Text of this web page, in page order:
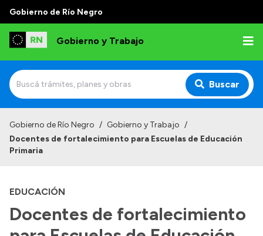
Gobierno de Río Negro
Gobierno y Trabajo
Buscar
Institucional
Autoridades, Áreas y Organismos
Delegaciones
Normativa
Gobierno de Río Negro / Gobierno y Trabajo /
Docentes de fortalecimiento para Escuelas de Educación
Primaria
EDUCACIÓN
Docentes de fortalecimiento